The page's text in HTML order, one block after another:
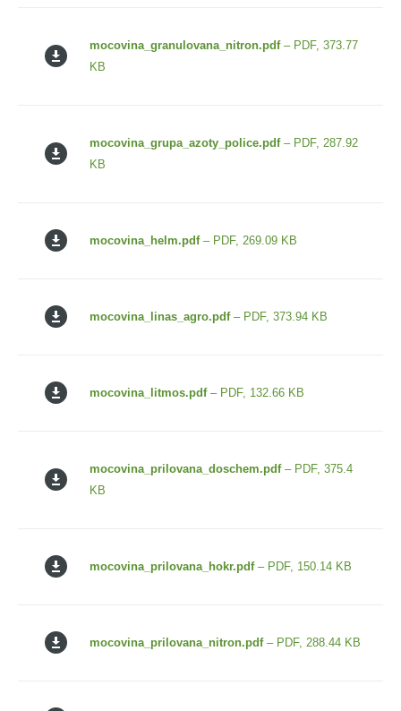
mocovina_granulovana_nitron.pdf– PDF, 373.77
KB
mocovina_grupa_azoty_police.pdf– PDF, 287.92
KB
mocovina_helm.pdf– PDF, 269.09 KB
mocovina_linas_agro.pdf– PDF, 373.94 KB
mocovina_litmos.pdf– PDF, 132.66 KB
mocovina_prilovana_doschem.pdf– PDF, 375.4
KB
mocovina_prilovana_hokr.pdf– PDF, 150.14 KB
mocovina_prilovana_nitron.pdf– PDF, 288.44 KB